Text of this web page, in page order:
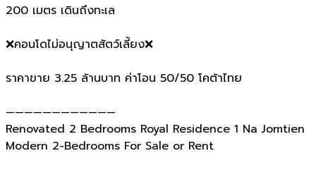
200 เมตร เดินถึงทะเล
❌️คอนโดไม่อนุญาตสัตว์เลี้ยง❌️
ราคาขาย 3.25 ล้านบาท ค่าโอน 50/50 โคต้าไทย
————————————
Renovated 2 Bedrooms Royal Residence 1 Na Jomtien
Modern 2-Bedrooms For Sale or Rent